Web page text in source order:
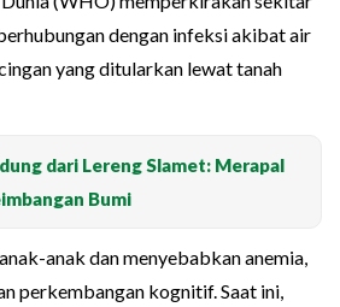
dengan infeksi akibat air
yang ditularkan lewat tanah
dari Lereng Slamet: Merapal
Bumi
anak dan menyebabkan anemia,
perkembangan kognitif. Saat ini,